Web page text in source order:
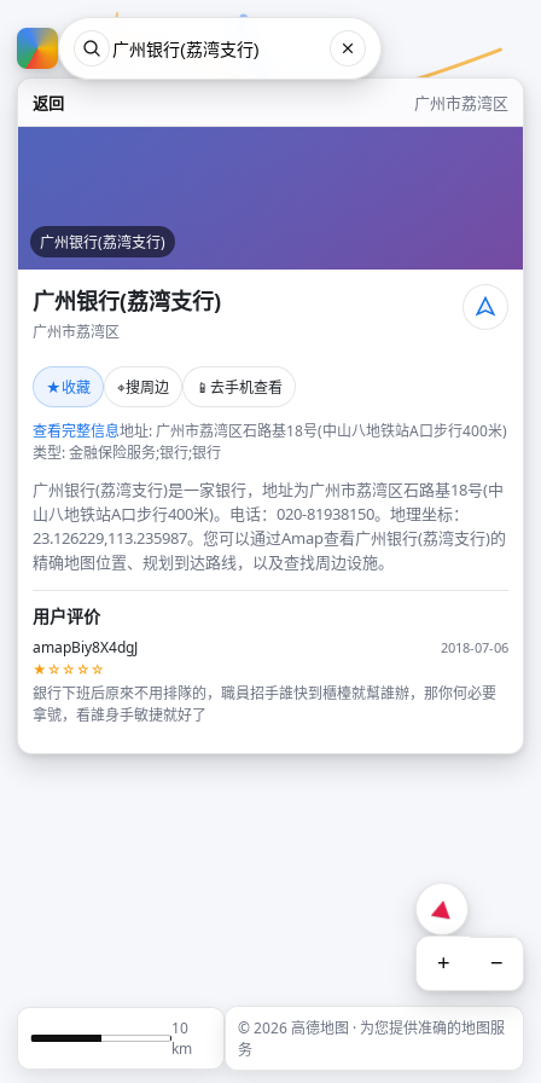
返回 广州市荔湾区
广州银行(荔湾支行)
广州银行(荔湾支行)
广州市荔湾区
★收藏 ⌖搜周边 📱 去手机查看
查看完整信息地址: 广州市荔湾区石路基18号(中山八地铁站A口步行400米)
类型: 金融保险服务;银行;银行
广州银行(荔湾支行)是一家银行，地址为广州市荔湾区石路基18号(中
山八地铁站A口步行400米)。电话：020-81938150。地理坐标：
23.126229,113.235987。您可以通过Amap查看广州银行(荔湾支行)的
精确地图位置、规划到达路线，以及查找周边设施。
用户评价
amapBiy8X4dgJ
2018-07-06
★☆☆☆☆
銀行下班后原來不用排隊的，職員招手誰快到櫃檯就幫誰辦，那你何必要
拿號，看誰身手敏捷就好了
+ −
10
km
© 2026 高德地图 · 为您提供准确的地图服
务